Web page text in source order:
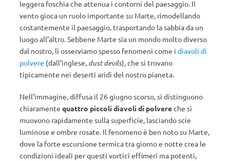
leggera foschia che attenua i contorni del paesaggio. Il
vento gioca un ruolo importante su Marte, rimodellando
costantemente il paesaggio, trasportando la sabbia da un
luogo all’altro. Sebbene Marte sia un mondo molto diverso
dal nostro, lì osserviamo spesso fenomeni come i diavoli di
polvere (dall’inglese, dust devils), che si trovano
tipicamente nei deserti aridi del nostro pianeta.
Nell’immagine, diffusa il 26 giugno scorso, si distinguono
chiaramente quattro piccoli diavoli di polvereche si
muovono rapidamente sulla superficie, lasciando scie
luminose e ombre rosate. Il fenomeno è ben noto su Marte,
dove la forte escursione termica tra giorno e notte crea le
condizioni ideali per questi vortici effimeri ma potenti,